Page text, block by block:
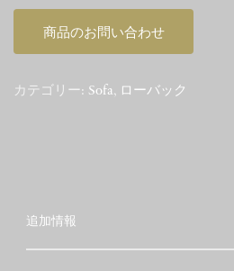
商品のお問い合わせ
カテゴリー: Sofa, ローバック
追加情報